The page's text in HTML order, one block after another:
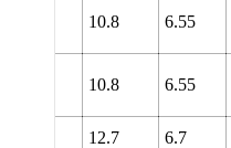
10.8 6.55
10.8 6.55
12.7 6.7